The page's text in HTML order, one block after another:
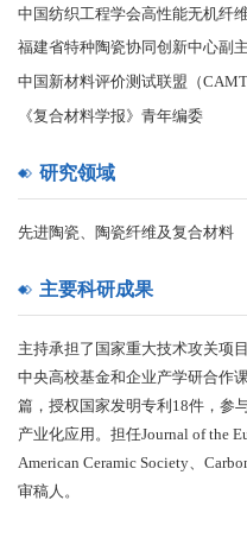
中国纺织工程学会高性能无机纤
福建省特种陶瓷协同创新中心副
中国新材料评价测试联盟（
《复合材料学报》青年编委
研究领域
先进陶瓷、陶瓷纤维及复合材料
主要科研成果
主持承担了国家重大技术攻关项
中央高校基金和企业产学研合作
篇，授权国家发明专利18件，参
产业化应用。担任Journal of the
American Ceramic Society、
审稿人。